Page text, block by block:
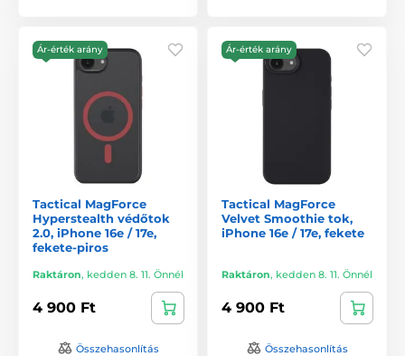
Ár-érték arány
Tactical MagForce
Hyperstealth védőtok
2.0, iPhone 16e / 17e,
fekete-piros
Raktáron, kedden 8. 11. Önnél
4 900 Ft
Összehasonlítás
Ár-érték arány
Tactical MagForce
Velvet Smoothie tok,
iPhone 16e / 17e, fekete
Raktáron, kedden 8. 11. Önnél
4 900 Ft
Összehasonlítás